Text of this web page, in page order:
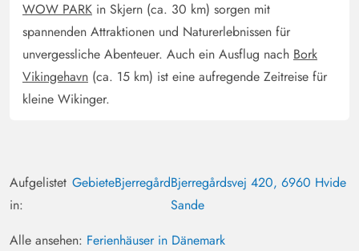
WOW PARK in Skjern (ca. 30 km) sorgen mit
spannenden Attraktionen und Naturerlebnissen für
unvergessliche Abenteuer. Auch ein Ausflug nach Bork
Vikingehavn (ca. 15 km) ist eine aufregende Zeitreise für
kleine Wikinger.
Aufgelistet
in:
GebieteBjerregårdBjerregårdsvej 420, 6960 Hvide
Sande
Alle ansehen: Ferienhäuser in Dänemark